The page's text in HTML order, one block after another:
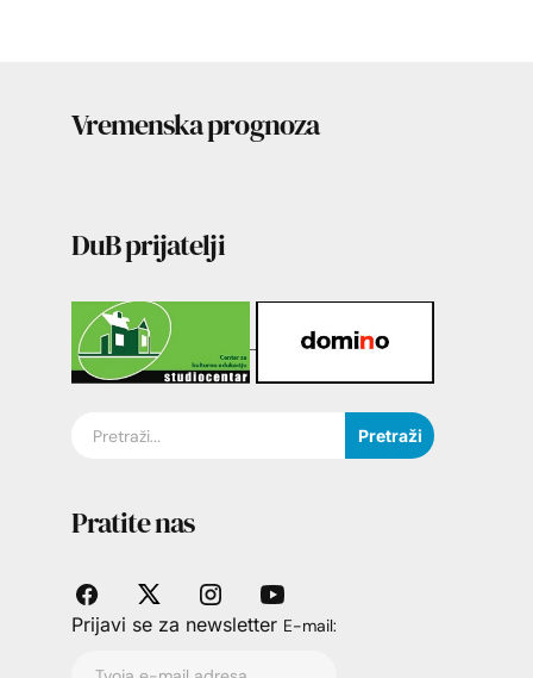
Vremenska prognoza
DuB prijatelji
Pretraži
Pratite nas
Prijavi se za newsletter E-mail: